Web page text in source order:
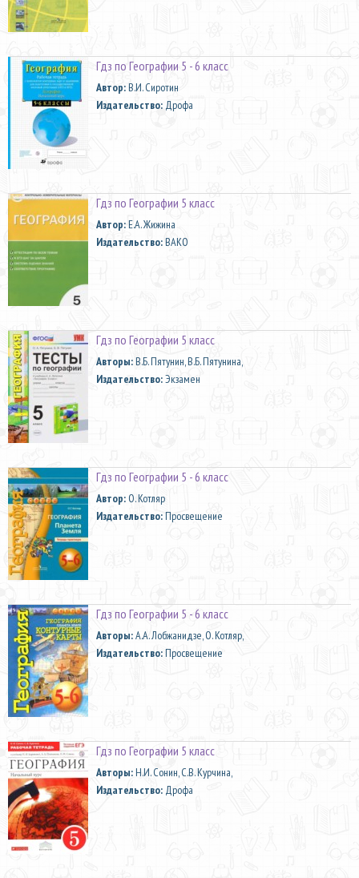
Гдз по Географии 5 - 6 класс
Автор: В.И. Сиротин
Издательство: Дрофа
Гдз по Географии 5 класс
Автор:Е.А. Жижина
Издательство:ВАКО
Гдз по Географии 5 класс
Aвторы:В.Б. Пятунин, В.Б. Пятунина,
Издательство:Экзамен
Гдз по Географии 5 - 6 класс
Автор: О. Котляр
Издательство:Просвещение
Гдз по Географии 5 - 6 класс
Aвторы:А.А. Лобжанидзе, О. Котляр,
Издательство:Просвещение
Гдз по Географии 5 класс
Aвторы:Н.И. Сонин, С.В. Курчина,
Издательство: Дрофа